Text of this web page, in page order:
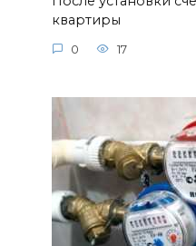
квартиры
0 17